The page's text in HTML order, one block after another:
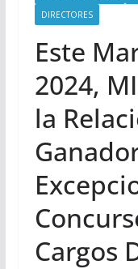
DIRECTORES
Este
2024,
la
Cargos